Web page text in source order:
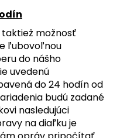
možnosť
ľubovoľnou
do nášho
uvedenú
do 24 hodín od
budú zadané
nasledujúci
na diaľku je